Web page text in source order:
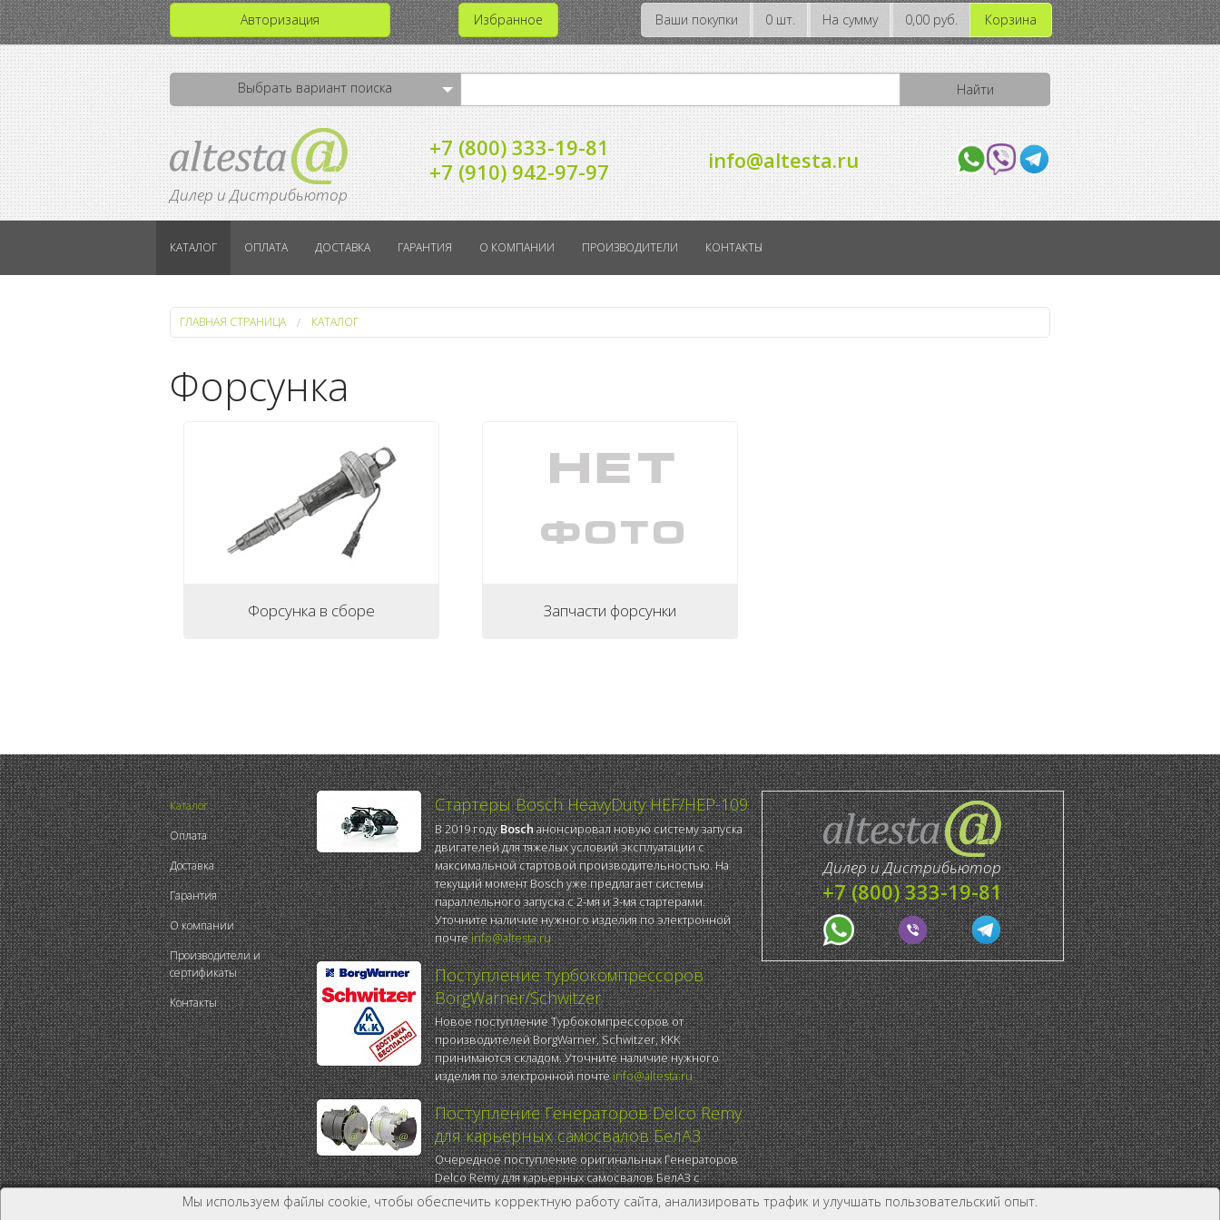
Авторизация Избранное Ваши покупки 0 шт. На сумму 0,00 руб. Корзина
Выбрать вариант поиска
Дилер и Дистрибьютор
+7 (800) 333-19-81
+7 (910) 942-97-97
info@altesta.ru
КАТАЛОГ ОПЛАТА ДОСТАВКА ГАРАНТИЯ О КОМПАНИИ ПРОИЗВОДИТЕЛИ КОНТАКТЫ
ГЛАВНАЯ СТРАНИЦА КАТАЛОГ
Форсунка
Форсунка в сборе Запчасти форсунки
Каталог
Оплата
Доставка
Гарантия
О компании
Производители и
сертификаты
Контакты
Стартеры Bosch HeavyDuty HEF/HEP-109
В 2019 годуBoschанонсировал новую систему запуска
двигателей для тяжелых условий эксплуатации с
максимальной стартовой производительностью. На
текущий момент Bosch уже предлагает системы
параллельного запуска с 2-мя и 3-мя стартерами.
Уточните наличие нужного изделия по электронной
почтеinfo@altesta.ru
Поступление турбокомпрессоров
BorgWarner/Schwitzer
Новое поступление Турбокомпрессоров от
производителей BorgWarner, Schwitzer, KKK
принимаются складом. Уточните наличие нужного
изделия по электронной почтеinfo@altesta.ru
Поступление Генераторов Delco Remy
для карьерных самосвалов БелАЗ
Очередное поступление оригинальных Генераторов
Delco Remy для карьерных самосвалов БелАЗ с
двигателем Cummins KTTA-19
Уже в продаже и доступны к заказу...
Дилер и Дистрибьютор
+7 (800) 333-19-81
Мы используем файлы cookie, чтобы обеспечить корректную работу сайта, анализировать трафик и улучшать пользовательский опыт.